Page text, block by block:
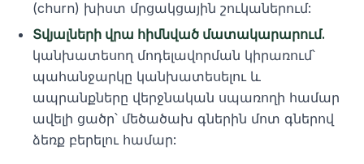
(churn) խիստ մրցակցային շուկաներում:
Տվյալների վրա հիմնված մատակարարում.
կանխատեսող մոդելավորման կիրառում՝
պահանջարկը կանխատեսելու և
ապրանքները վերջնական սպառողի համար
ավելի ցածր՝ մեծածախ գներին մոտ գներով
ձեռք բերելու համար: